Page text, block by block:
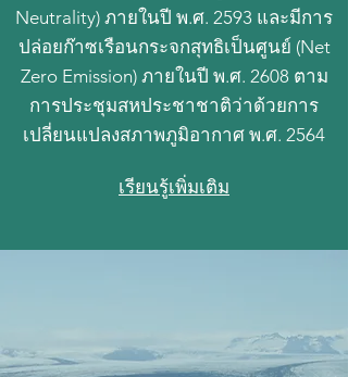
Neutrality) ภายในปี พ.ศ. 2593 และมีการ
ปล่อยก๊าซเรือนกระจกสุทธิเป็นศูนย์ (Net
Zero Emission) ภายในปี พ.ศ. 2608 ตาม
การประชุมสหประชาชาติว่าด้วยการ
เปลี่ยนแปลงสภาพภูมิอากาศ พ.ศ. 2564
เรียนรู้เพิ่มเติม